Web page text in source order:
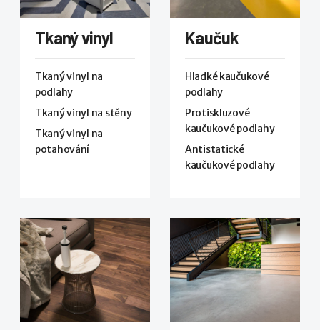
Tkaný vinyl
Tkaný vinyl na
podlahy
Tkaný vinyl na stěny
Tkaný vinyl na
potahování
Kaučuk
Hladké kaučukové
podlahy
Protiskluzové
kaučukové podlahy
Antistatické
kaučukové podlahy